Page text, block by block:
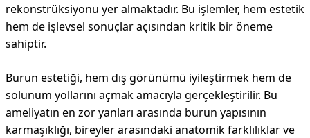
rekonstrüksiyonu yer almaktadır. Bu işlemler, hem estetik
hem de işlevsel sonuçlar açısından kritik bir öneme
sahiptir.
Burun estetiği, hem dış görünümü iyileştirmek hem de
solunum yollarını açmak amacıyla gerçekleştirilir. Bu
ameliyatın en zor yanları arasında burun yapısının
karmaşıklığı, bireyler arasındaki anatomik farklılıklar ve